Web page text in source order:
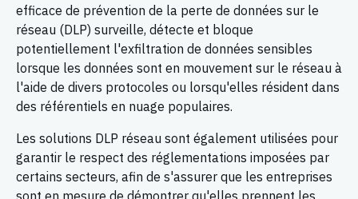
efficace de prévention de la perte de données sur le
réseau (DLP) surveille, détecte et bloque
potentiellement l'exfiltration de données sensibles
lorsque les données sont en mouvement sur le réseau à
l'aide de divers protocoles ou lorsqu'elles résident dans
des référentiels en nuage populaires.
Les solutions DLP réseau sont également utilisées pour
garantir le respect des réglementations imposées par
certains secteurs, afin de s'assurer que les entreprises
sont en mesure de démontrer qu'elles prennent les